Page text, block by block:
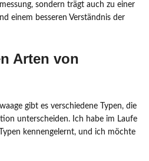
sondern trägt auch zu einer
einem besseren Verständnis der
Arten von
gibt es verschiedene Typen, die
unterscheiden. Ich habe im Laufe
kennengelernt, und ich möchte